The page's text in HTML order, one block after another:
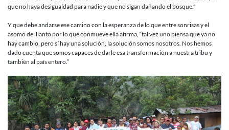
que no haya desigualdad para nadie y que no sigan dañando el bosque.”
Y que debe andarse ese camino con la esperanza de lo que entre sonrisas y el
asomo del llanto por lo que conmueve ella afirma, “tal vez uno piensa que ya no
hay cambio, pero sí hay una solución, la solución somos nosotros. Nos hemos
dado cuenta que somos capaces de darle esa transformación a nuestra tribu y
también al país entero.”